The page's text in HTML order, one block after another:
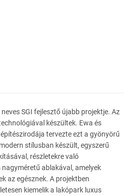
SGI fejlesztő újabb projektje. Az
készültek. Ewa és
tervezte ezt a gyönyörű
stílusban készült, egyszerű
részletekre való
ablakával, amelyek
az egésznek. A projektben
kiemelik a lakópark luxus